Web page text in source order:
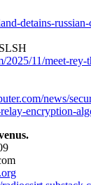
detains-
2025/11/meet-
news/
encryption-